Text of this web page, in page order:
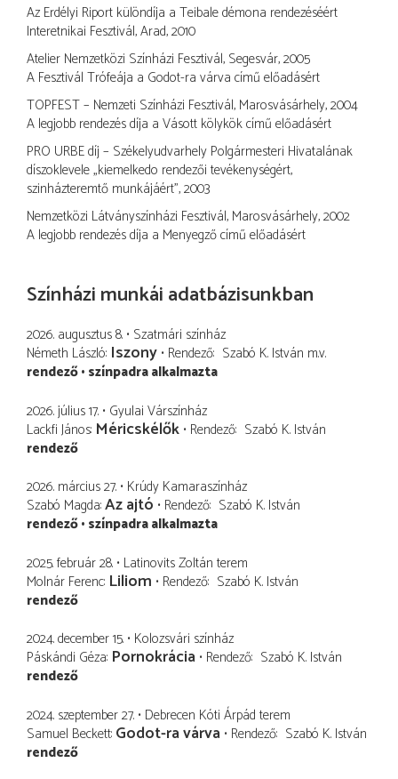
Az Erdélyi Riport különdíja a Teibale démona rendezéséért
Interetnikai Fesztivál, Arad, 2010
Atelier Nemzetközi Színházi Fesztivál, Segesvár, 2005
A Fesztivál Trófeája a Godot-ra várva című előadásért
TOPFEST – Nemzeti Színházi Fesztivál, Marosvásárhely, 2004
A legjobb rendezés díja a Vásott kölykök című előadásért
PRO URBE díj – Székelyudvarhely Polgármesteri Hivatalának
díszoklevele „kiemelkedo rendezői tevékenységért,
szinházteremtő munkájáért”, 2003
Nemzetközi Látványszínházi Fesztivál, Marosvásárhely, 2002
A legjobb rendezés díja a Menyegző című előadásért
Színházi munkái adatbázisunkban
2026. augusztus 8. Szatmári színház
Németh László Iszony Rendező Szabó K. István m.v.
rendező színpadra alkalmazta
2026. július 17. Gyulai Várszínház
Lackfi János Méricskélők Rendező Szabó K. István
rendező
2026. március 27. Krúdy Kamaraszínház
Szabó Magda Az ajtó Rendező Szabó K. István
rendező színpadra alkalmazta
2025. február 28. Latinovits Zoltán terem
Molnár Ferenc Liliom Rendező Szabó K. István
rendező
2024. december 15. Kolozsvári színház
Páskándi Géza Pornokrácia Rendező Szabó K. István
rendező
2024. szeptember 27. Debrecen Kóti Árpád terem
Samuel Beckett Godot-ra várva Rendező Szabó K. István
rendező